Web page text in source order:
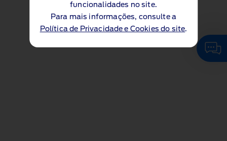
funcionalidades no site.
Para mais informações, consulte a
Política de Privacidade e Cookies do site.